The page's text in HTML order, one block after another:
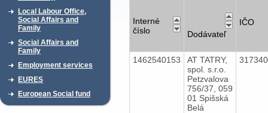
Local Labour Office,
Social Affairs and
Family
Social Affairs and
Family
Employment services
EURES
European Social fund
Interné
číslo
Dodávateľ
IČO
1462540153
AT TATRY,
spol. s.r.o.
Petzvalova
756/37, 059
01 Spišská
Belá